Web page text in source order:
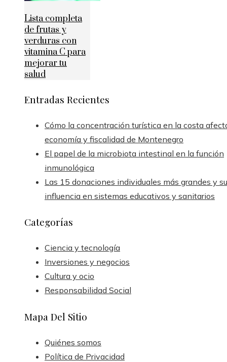
Lista completa
de frutas y
verduras con
vitamina C para
mejorar tu
salud
Entradas Recientes
Cómo la concentración turística en la costa
economía y fiscalidad de Montenegro
El papel de la microbiota intestinal en la función
inmunológica
Las 15 donaciones individuales más grandes y su
influencia en sistemas educativos y sanitarios
Categorías
Ciencia y tecnología
Inversiones y negocios
Cultura y ocio
Responsabilidad Social
Mapa Del Sitio
Quiénes somos
Política de Privacidad